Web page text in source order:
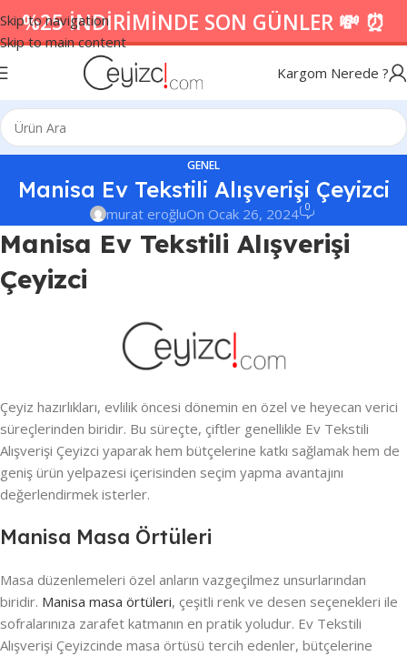
Skip to navigation
Skip to main content
%25 İNDİRİMİNDE SON GÜNLER 💸 ⏰
Kargom Nerede ?
GENEL
Manisa Ev Tekstili Alışverişi Çeyizci
murat eroğluOn Ocak 26, 2024 0
Manisa Ev Tekstili Alışverişi
Çeyizci
Çeyiz hazırlıkları, evlilik öncesi dönemin en özel ve heyecan verici
süreçlerinden biridir. Bu süreçte, çiftler genellikle Ev Tekstili
Alışverişi Çeyizci yaparak hem bütçelerine katkı sağlamak hem de
geniş ürün yelpazesi içerisinden seçim yapma avantajını
değerlendirmek isterler.
Manisa Masa Örtüleri
Masa düzenlemeleri özel anların vazgeçilmez unsurlarından
biridir. Manisa masa örtüleri, çeşitli renk ve desen seçenekleri ile
sofralarınıza zarafet katmanın en pratik yoludur. Ev Tekstili
Alışverişi Çeyizcinde masa örtüsü tercih edenler, bütçelerine